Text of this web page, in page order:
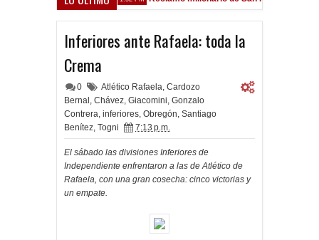
Inferiores ante Rafaela: toda la
Crema
0 Atlético Rafaela, Cardozo
Bernal , Chávez, Giacomini, Gonzalo
Contrera, inferiores, Obregón, Santiago
Benítez, Togni 7:13 p.m.
El sábado las divisiones Inferiores de
Independiente enfrentaron a las de Atlético de
Rafaela, con una gran cosecha: cinco victorias y
un empate.